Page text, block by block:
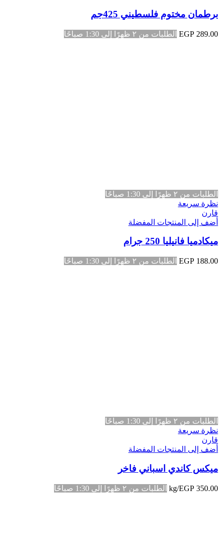
برطمان مختوم فلسطيني 425جم
EGP 289.00 الطلبات من ٢ ظهرًا إلى 1:30 صباحًا
الطلبات من ٢ ظهرًا إلى 1:30 صباحًا
نظرة سريعة
قارن
أضف إلى المنتجات المفضلة
ميكادميا فانيليا 250 جرام
EGP 188.00 الطلبات من ٢ ظهرًا إلى 1:30 صباحًا
الطلبات من ٢ ظهرًا إلى 1:30 صباحًا
نظرة سريعة
قارن
أضف إلى المنتجات المفضلة
ميكس كاندي اسباني فاخر
EGP 350.00
/kg الطلبات من ٢ ظهرًا إلى 1:30 صباحًا